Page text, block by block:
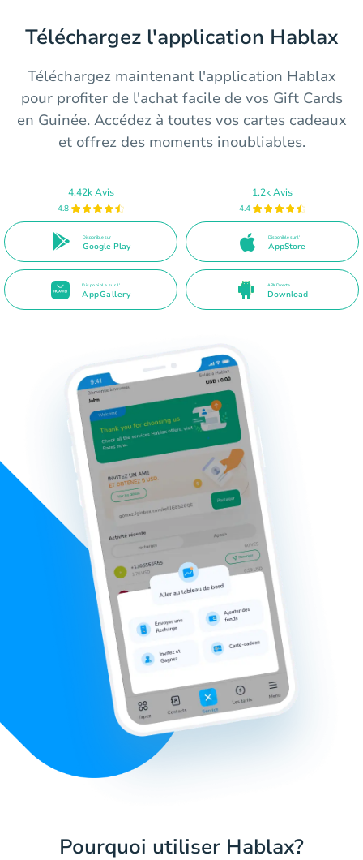
Téléchargez l'application Hablax
Téléchargez maintenant l'application Hablax
pour profiter de l'achat facile de vos Gift Cards
en Guinée. Accédez à toutes vos cartes cadeaux
et offrez des moments inoubliables.
4.42k Avis
4.8
Disponible sur
Google Play
1.2k Avis
4.4
Disponible sur l'
AppStore
Disponible sur l'
AppGallery
APK Directe
Download
Pourquoi utiliser Hablax?